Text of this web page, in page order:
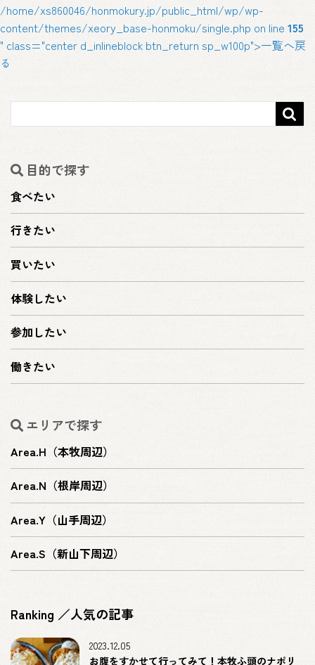
/home/xs860046/honmokury.jp/public_html/wp/wp-
content/themes/xeory_base-honmoku/single.php on line 155
" class="center d_inlineblock btn_return sp_w100p">一覧へ戻
る

目的で探す
食べたい
行きたい
買いたい
体験したい
参加したい
働きたい
エリアで探す
Area.H（本牧周辺）
Area.N（根岸周辺）
Area.Y（山手周辺）
Area.S（新山下周辺）
Ranking ／人気の記事
お腹をすかせて行ってみて！本牧ふ頭のナポリ
2023.12.05